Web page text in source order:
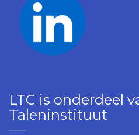
LTC is onderdeel
Taleninstituut